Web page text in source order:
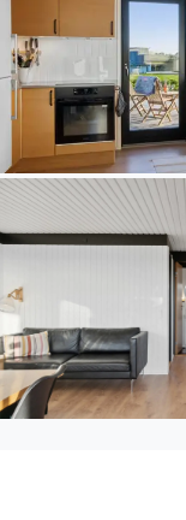
perfekt für einen